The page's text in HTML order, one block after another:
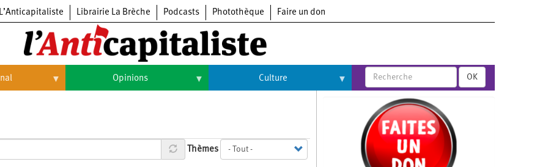
L’Anticapitaliste Librairie La Brèche Podcasts Photothèque Faire un don
Opinions Culture OK
Thèmes